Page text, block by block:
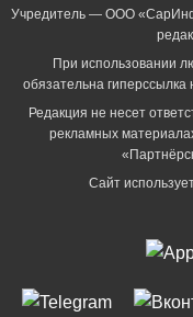
Учредитель — ООО
При использовании
обязательна гиперссылка
Редакция не несет
рекламных
Сайт